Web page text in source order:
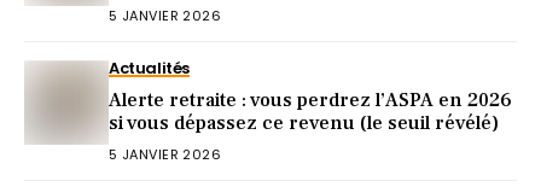
5 JANVIER 2026
Actualités
Alerte retraite : vous perdrez l’ASPA en 2026
si vous dépassez ce revenu (le seuil révélé)
5 JANVIER 2026